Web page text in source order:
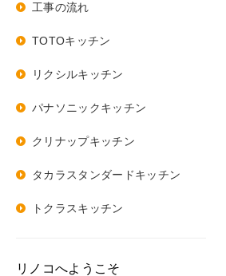
工事の流れ
TOTOキッチン
リクシルキッチン
パナソニックキッチン
クリナップキッチン
タカラスタンダードキッチン
トクラスキッチン
リノコへようこそ